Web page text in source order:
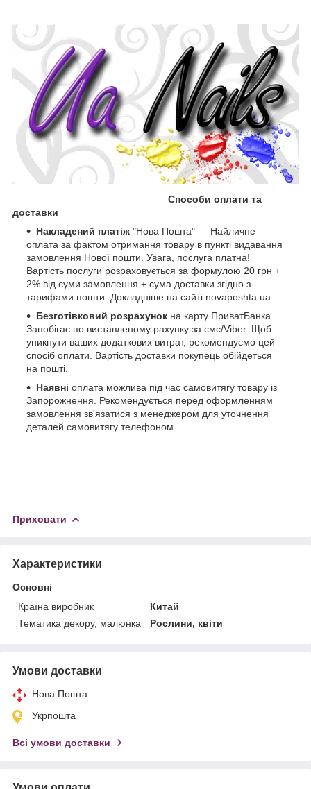
Способи оплати та
доставки
Накладений платіж "Нова Пошта" — Найличне
оплата за фактом отримання товару в пункті видавання
замовлення Нової пошти. Увага, послуга платна!
Вартість послуги розраховується за формулою 20 грн +
2% від суми замовлення + сума доставки згідно з
тарифами пошти. Докладніше на сайті novaposhta.ua
Безготівковий розрахунок на карту ПриватБанка.
Запобігає по виставленому рахунку за смс/Viber. Щоб
уникнути ваших додаткових витрат, рекомендуємо цей
спосіб оплати. Вартість доставки покупець обійдеться
на пошті.
Наявні оплата можлива під час самовитягу товару із
Запорожнення. Рекомендується перед оформленням
замовлення зв'язатися з менеджером для уточнення
деталей самовитягу телефоном
Приховати
Характеристики
Основні
Країна виробник
Китай
Тематика декору, малюнка
Рослини, квіти
Умови доставки
Нова Пошта
Укрпошта
Всі умови доставки